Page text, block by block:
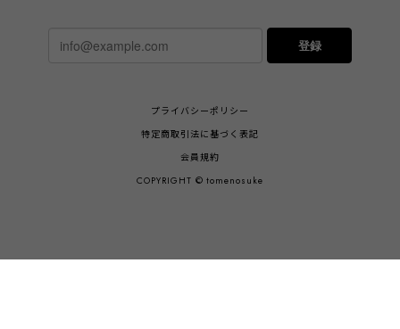
登録
プライバシーポリシー
特定商取引法に基づく表記
会員規約
COPYRIGHT © tomenosuke